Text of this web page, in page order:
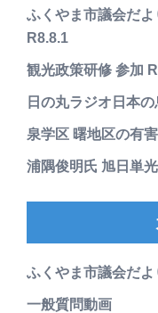
ふくやま市議会だよ
R8.8.1
観光政策研修 参加
日の丸ラジオ日本
泉学区 曙地区の有
浦隅俊明氏 旭日単
ふくやま市議会だよ
一般質問動画